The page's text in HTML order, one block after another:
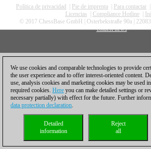
Política de privacidad Pie de imprenta Para contactar
Licencias
Compliance Hotline|
© 2017 ChessBase GmbH | Osterbekstraße 90a |
coldest news
We use cookies and comparable technologies to provide
the user experience and to offer interest-oriented content.
use, analysis cookies and marketing cookies may be used
required cookies. Here you can make detailed settings or
necessary partially) with effect for the future. Further
data protection declaration.
Reject
all
Detailed
information